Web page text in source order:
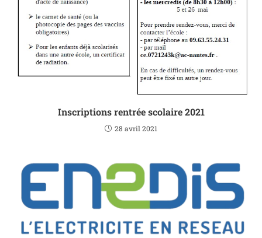
Inscriptions rentrée scolaire 2021
28 avril 2021